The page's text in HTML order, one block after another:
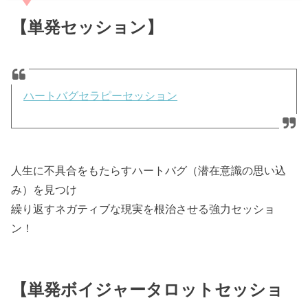
【単発セッション】
ハートバグセラピーセッション
人生に不具合をもたらすハートバグ（潜在意識の思い込
み）を見つけ
繰り返すネガティブな現実を根治させる強力セッショ
ン！
【単発ボイジャータロットセッショ